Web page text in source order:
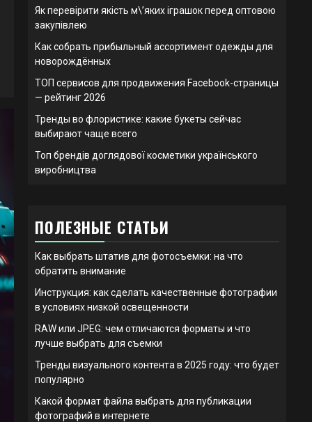
Як перевірити якість м\’яких іграшок перед оптовою
закупівлею
Как собрать прибыльный ассортимент одежды для
новорождённых
ТОП сервисов для продвижения Facebook-страницы
— рейтинг 2026
Тренды во флористике: какие букеты сейчас
выбирают чаще всего
Топ брендів доглядової косметики українського
виробництва
ПОЛЕЗНЫЕ СТАТЬИ
Как выбрать штатив для фотосъемки: на что
обратить внимание
Инструкция: как сделать качественные фотографии
в условиях низкой освещенности
RAW или JPEG: чем отличаются форматы и что
лучше выбрать для съемки
Тренды визуального контента в 2025 году: что будет
популярно
Какой формат файла выбрать для публикации
фотографий в интернете